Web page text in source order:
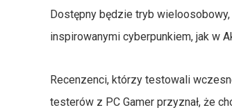
Dostępny będzie tryb
inspirowanymi cyberpunkiem, jak w
Recenzenci, którzy testowali
testerów z PC Gamer przyznał, że